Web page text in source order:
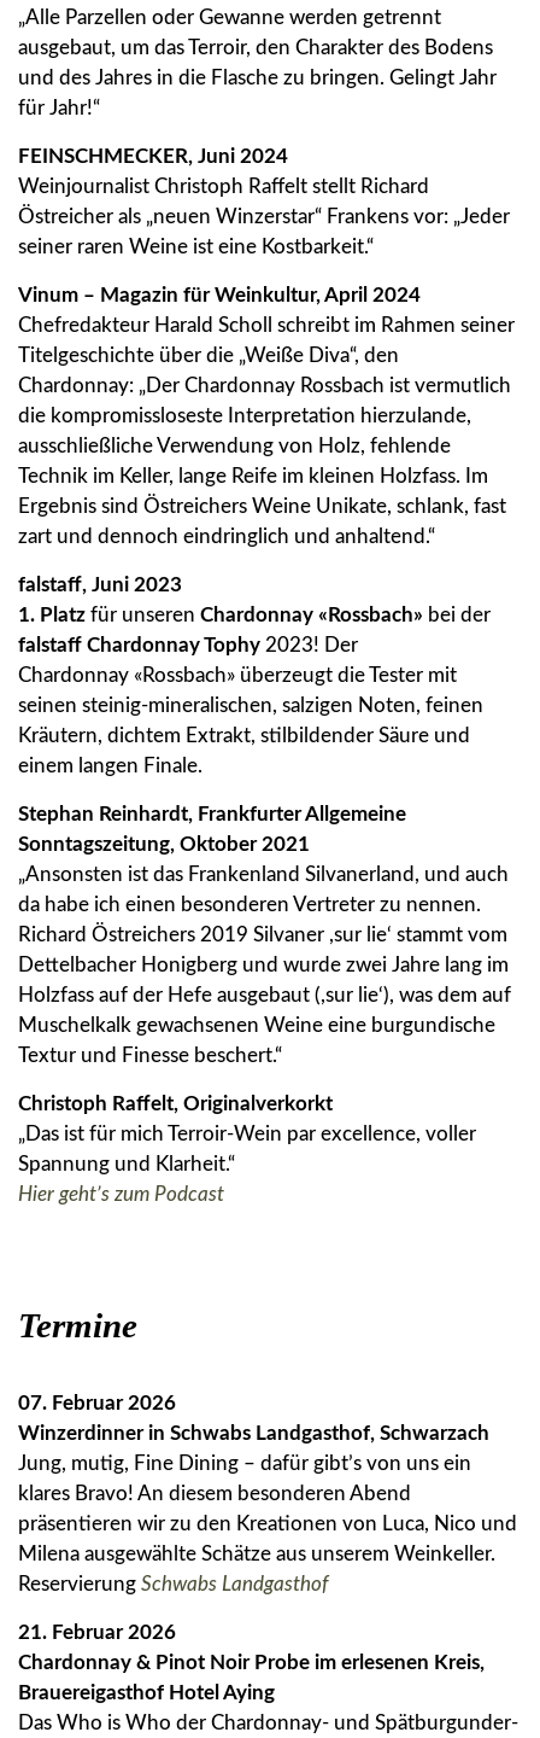
„Alle Parzellen oder Gewanne werden getrennt
ausgebaut, um das Terroir, den Charakter des Bodens
und des Jahres in die Flasche zu bringen. Gelingt Jahr
für Jahr!“
FEINSCHMECKER, Juni 2024
Weinjournalist Christoph Raffelt stellt Richard
Östreicher als „neuen Winzerstar“ Frankens vor: „Jeder
seiner raren Weine ist eine Kostbarkeit.“
Vinum – Magazin für Weinkultur, April 2024
Chefredakteur Harald Scholl schreibt im Rahmen seiner
Titelgeschichte über die „Weiße Diva“, den
Chardonnay: „Der Chardonnay Rossbach ist vermutlich
die kompromissloseste Interpretation hierzulande,
ausschließliche Verwendung von Holz, fehlende
Technik im Keller, lange Reife im kleinen Holzfass. Im
Ergebnis sind Östreichers Weine Unikate, schlank, fast
zart und dennoch eindringlich und anhaltend.“
falstaff, Juni 2023
1. Platz für unseren Chardonnay «Rossbach» bei der
falstaff Chardonnay Tophy 2023! Der
Chardonnay «Rossbach» überzeugt die Tester mit
seinen steinig-mineralischen, salzigen Noten, feinen
Kräutern, dichtem Extrakt, stilbildender Säure und
einem langen Finale.
Stephan Reinhardt, Frankfurter Allgemeine
Sonntagszeitung, Oktober 2021
„Ansonsten ist das Frankenland Silvanerland, und auch
da habe ich einen besonderen Vertreter zu nennen.
Richard Östreichers 2019 Silvaner ,sur lie‘ stammt vom
Dettelbacher Honigberg und wurde zwei Jahre lang im
Holzfass auf der Hefe ausgebaut (,sur lie‘), was dem auf
Muschelkalk gewachsenen Weine eine burgundische
Textur und Finesse beschert.“
Christoph Raffelt, Originalverkorkt
„Das ist für mich Terroir-Wein par excellence, voller
Spannung und Klarheit.“
Hier geht’s zum Podcast
Termine
07. Februar 2026
Winzerdinner in Schwabs Landgasthof, Schwarzach
Jung, mutig, Fine Dining – dafür gibt’s von uns ein
klares Bravo! An diesem besonderen Abend
präsentieren wir zu den Kreationen von Luca, Nico und
Milena ausgewählte Schätze aus unserem Weinkeller.
Reservierung Schwabs Landgasthof
21. Februar 2026
Chardonnay & Pinot Noir Probe im erlesenen Kreis,
Brauereigasthof Hotel Aying
Das Who is Who der Chardonnay- und Spätburgunder-